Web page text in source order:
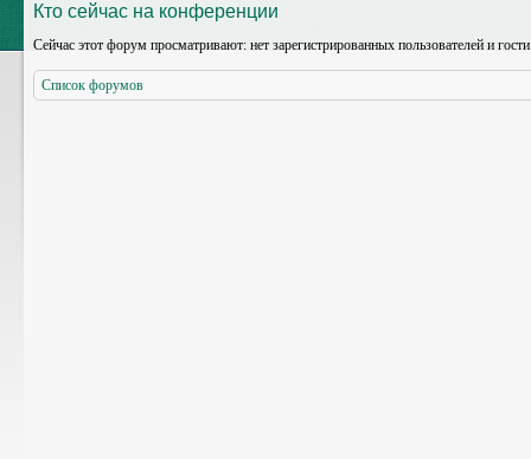
Кто сейчас на конференции
Сейчас этот форум просматривают: нет зарегистрированных пользователей и
Список форумов